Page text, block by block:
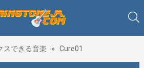
スできる音楽 » Cure01